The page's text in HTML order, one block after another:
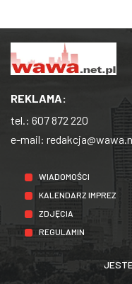
REKLAMA:
tel.: 607 872 220
e-mail:
WIADOMOŚCI
KALENDARZ IMPREZ
ZDJĘCIA
REGULAMIN